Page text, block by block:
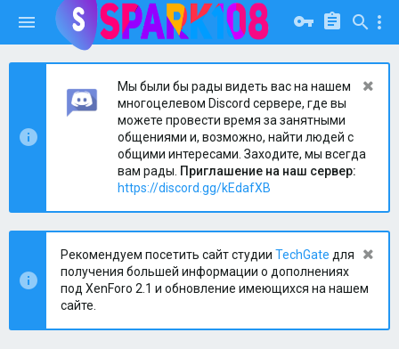
Мы были бы рады видеть вас на нашем
многоцелевом Discord сервере, где вы
можете провести время за занятными
общениями и, возможно, найти людей с
общими интересами. Заходите, мы всегда
вам рады. Приглашение на наш сервер:
https://discord.gg/kEdafXB
Рекомендуем посетить сайт студии TechGate для
получения большей информации о дополнениях
под XenForo 2.1 и обновление имеющихся на нашем
сайте.